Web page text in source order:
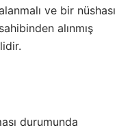
ve bir nüshası
alınmış
durumunda